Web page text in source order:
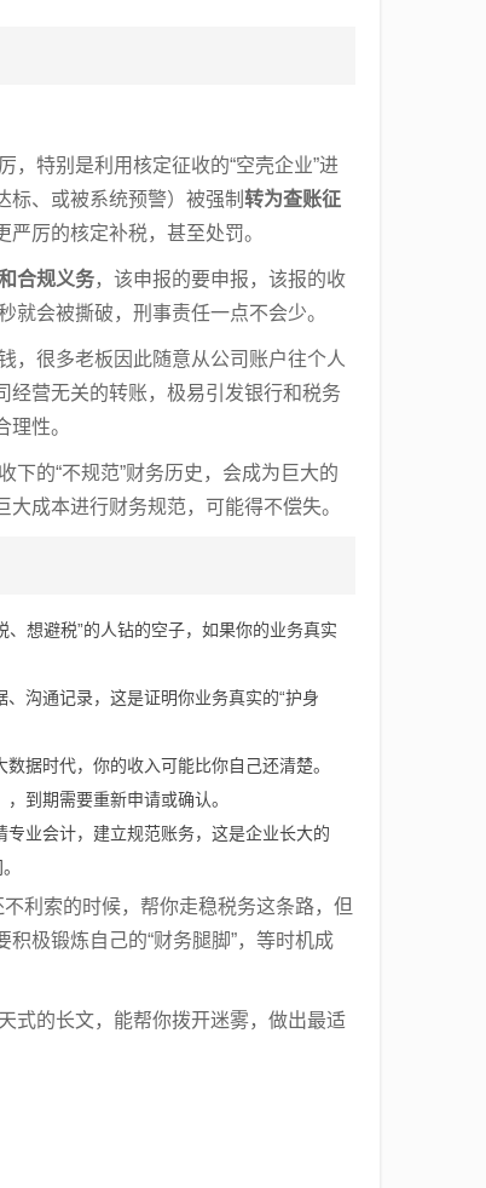
特别是利用核定征收的“空壳企业”进
、或被系统预警）被强制 转为查账征
厉的核定补税，甚至处罚。
合规义务，该申报的要申报，该报的收
就会被撕破，刑事责任一点不会少。
，很多老板因此随意从公司账户往个人
经营无关的转账，极易引发银行和税务
性。
下的“不规范”财务历史，会成为巨大的
成本进行财务规范，可能得不偿失。
想避税”的人钻的空子，如果你的业务真实
沟通记录，这是证明你业务真实的“护身
据时代，你的收入可能比你自己还清楚。
到期需要重新申请或确认。
业会计，建立规范账务，这是企业长大的
利索的时候，帮你走稳税务这条路，但
极锻炼自己的“财务腿脚”，等时机成
式的长文，能帮你拨开迷雾，做出最适